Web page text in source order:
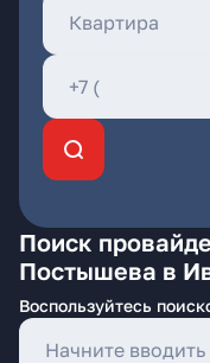
Поиск
Постышева в
Воспользуйтесь